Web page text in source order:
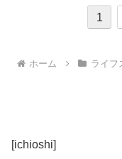
1
ホーム ライフ
[ichioshi]